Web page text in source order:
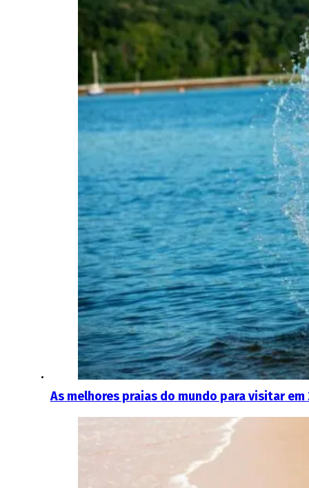
As melhores praias do mundo para visitar em